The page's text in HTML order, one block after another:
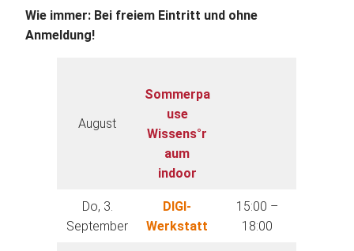
Wie immer: Bei freiem Eintritt und ohne
Anmeldung!
August
Sommerpa
use
Wissens°r
aum
indoor
Do, 3.
September
DIGI-
Werkstatt
15:00 –
18:00